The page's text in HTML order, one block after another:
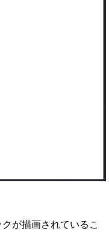
が描画されているこ